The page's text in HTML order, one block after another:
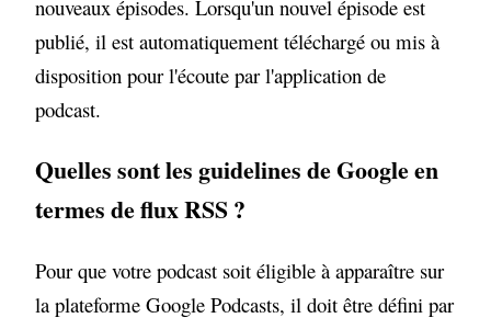
nouveaux épisodes. Lorsqu'un nouvel épisode est
publié, il est automatiquement téléchargé ou mis à
disposition pour l'écoute par l'application de
podcast.
Quelles sont les guidelines de Google en
termes de flux RSS ?
Pour que votre podcast soit éligible à apparaître sur
la plateforme Google Podcasts, il doit être défini par